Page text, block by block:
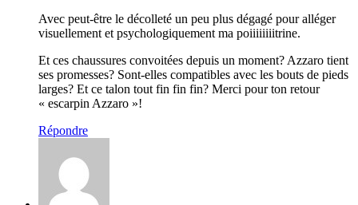
Avec peut-être le décolleté un peu plus dégagé pour alléger
visuellement et psychologiquement ma poiiiiiiiitrine.
Et ces chaussures convoitées depuis un moment? Azzaro tient
ses promesses? Sont-elles compatibles avec les bouts de pieds
larges? Et ce talon tout fin fin fin? Merci pour ton retour
« escarpin Azzaro »!
Répondre